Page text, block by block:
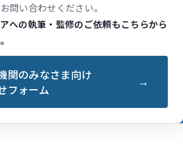
問い合わせください。
への執筆・監修のご依頼もこちらから
関のみなさま向け
フォーム